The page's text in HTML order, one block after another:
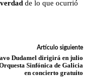
de lo que ocurrió
Artículo siguiente
Dudamel dirigirá en julio
Sinfónica de Galicia
en concierto gratuito